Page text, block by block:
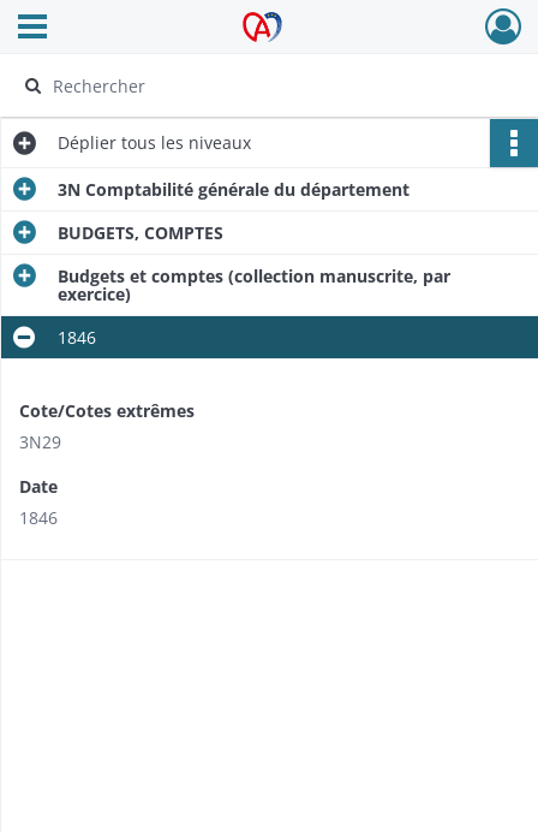
Archives Alsace - Colmar
Ouvrir le menu déroulant
Déplier tous les niveaux
3N Comptabilité générale du département
BUDGETS, COMPTES
Budgets et comptes (collection manuscrite, par
exercice)
1846
Cote/Cotes extrêmes
3N29
Date
1846